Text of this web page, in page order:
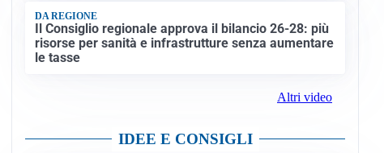
DA REGIONE
Il Consiglio regionale approva il bilancio 26-28: più
risorse per sanità e infrastrutture senza aumentare
le tasse
Altri video
IDEE E CONSIGLI